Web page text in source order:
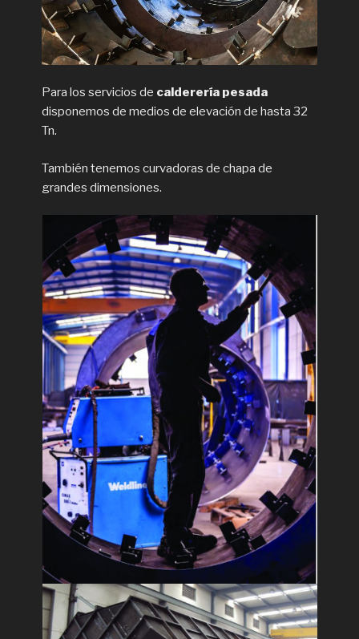
Para los servicios de calderería pesada
disponemos de medios de elevación de hasta 32
Tn.
También tenemos curvadoras de chapa de
grandes dimensiones.